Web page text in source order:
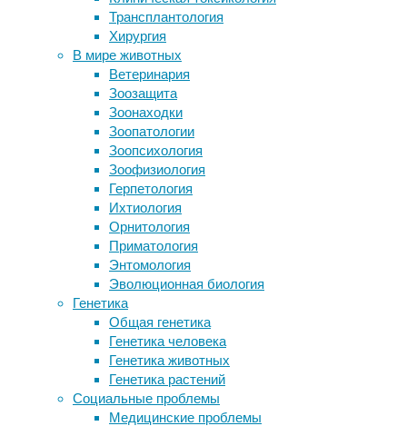
Трансплантология
Хирургия
В мире животных
Ветеринария
Зоозащита
Зоонаходки
Зоопатологии
Зоопсихология
Зоофизиология
Герпетология
Ихтиология
Орнитология
Приматология
Энтомология
Эволюционная биология
Генетика
Общая генетика
Генетика человека
Генетика животных
Генетика растений
Социальные проблемы
Медицинские проблемы
нейробиология
Похоже,
за
выполнение
арифметических
действий
головном
мозге
отвечают
специальные
группы
нейронов:
одни
—
для
сложения,
другие
—
для
вычитания.
Подкисление океана затруднит
рыбам доступ к ветвистым кораллам
Впервые генная терапия привела к
остановке процесса старения
человека
Наше сердце помогает нам любить
себя
Генетическое влияние австралийцев
на древних индейцев Южной
Америки оказалось сильнее, чем
предполагали
Следите за новостями